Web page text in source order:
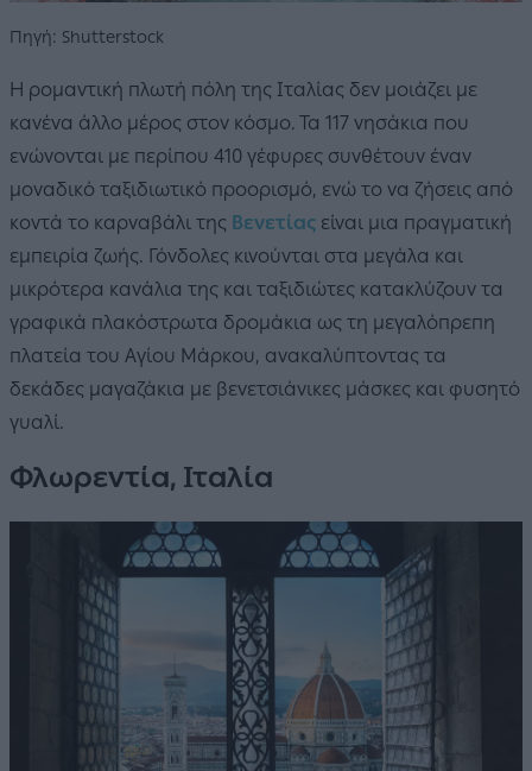
Πηγή: Shutterstock
Η ρομαντική πλωτή πόλη της Ιταλίας δεν μοιάζει με
κανένα άλλο μέρος στον κόσμο. Τα 117 νησάκια που
ενώνονται με περίπου 410 γέφυρες συνθέτουν έναν
μοναδικό ταξιδιωτικό προορισμό, ενώ το να ζήσεις από
κοντά το καρναβάλι της Βενετίας είναι μια πραγματική
εμπειρία ζωής. Γόνδολες κινούνται στα μεγάλα και
μικρότερα κανάλια της και ταξιδιώτες κατακλύζουν τα
γραφικά πλακόστρωτα δρομάκια ως τη μεγαλόπρεπη
πλατεία του Αγίου Μάρκου, ανακαλύπτοντας τα
δεκάδες μαγαζάκια με βενετσιάνικες μάσκες και φυσητό
γυαλί.
Φλωρεντία, Ιταλία